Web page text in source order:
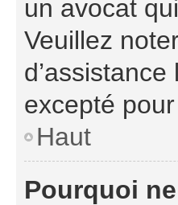
un avocat
Veuillez
excepté
Haut
Pourquoi